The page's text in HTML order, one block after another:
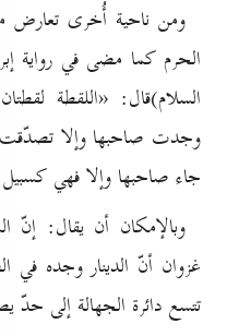
ومن ناحية أُخرى
الحرم كما مضى في رواية
السلام)قال: «اللقطة
وجدت صاحبها وإلا تصدّقت
جاء صاحبها وإلا فهي
وبالإمكان أن يقال: إنّ
غزوان أنّ الدينار وجده في
تتسع دائرة الجهالة إلى حدّ